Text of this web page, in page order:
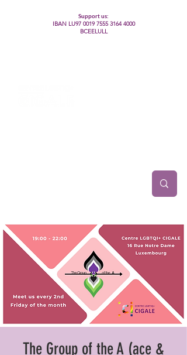
Support us:
IBAN LU97 0019 7555 3164 4000
BCEELULL
The Group of the A (ace &